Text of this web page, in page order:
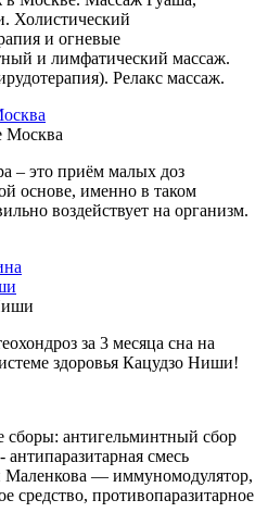
Холистический
и огневые
и лимфатический массаж.
Релакс массаж.
– это приём малых доз
основе, именно в таком
воздействует на организм.
за 3 месяца сна на
здоровья Кацудзо Ниши!
сборы: антигельминтный сбор
смесь
— иммуномодулятор,
средство, противопаразитарное